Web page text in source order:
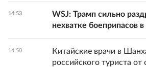
14:53
WSJ: Трамп сильно
нехватке боеприпасов
14:50
Китайские врачи в
российского туриста от